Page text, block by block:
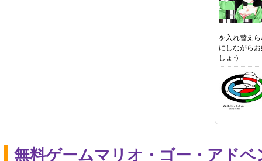
を入れ替え
にしながら
しょう
無料ゲームマリオ・ゴー・アド